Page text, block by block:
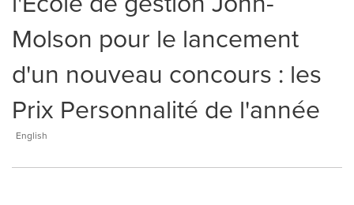
Molson pour le lancement
d'un nouveau concours : les
Prix Personnalité de l'année
English